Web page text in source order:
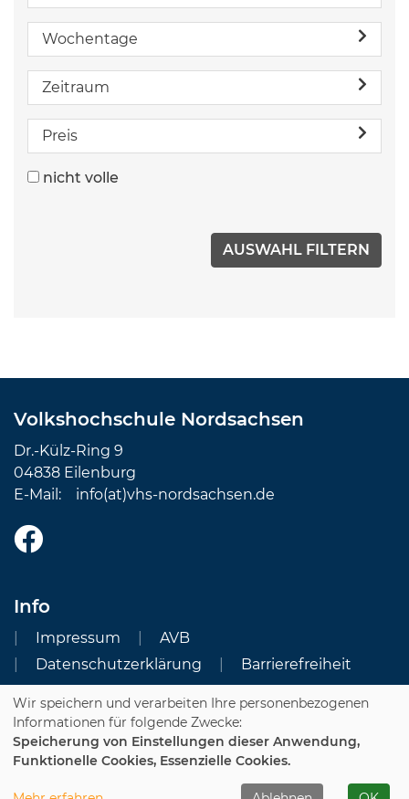
Wochentage
Zeitraum
Preis
nicht volle
Volkshochschule Nordsachsen
Dr.-Külz-Ring 9
04838 Eilenburg
E-Mail: info(at)vhs-nordsachsen.de
Info
Impressum
AVB
Datenschutzerklärung
Barrierefreiheit
Cookie Einstellungen
Dozenten-Login
Wir speichern und verarbeiten Ihre personenbezogenen
Informationen für folgende Zwecke:
Speicherung von Einstellungen dieser Anwendung,
Funktionelle Cookies, Essenzielle Cookies.